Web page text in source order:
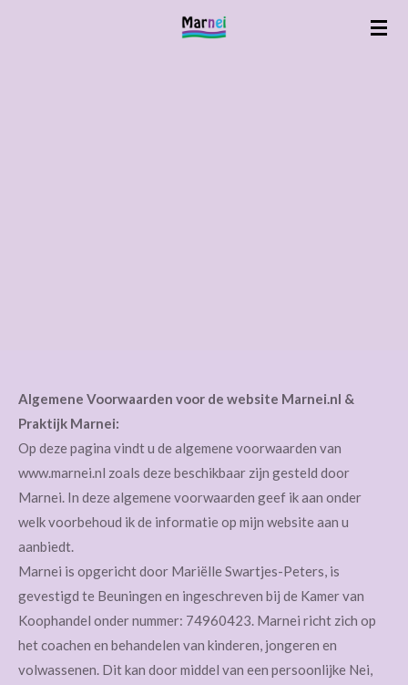
Algemene Voorwaarden voor de website Marnei.nl &
Praktijk Marnei:
Op deze pagina vindt u de algemene voorwaarden van
www.marnei.nl zoals deze beschikbaar zijn gesteld door
Marnei. In deze algemene voorwaarden geef ik aan onder
welk voorbehoud ik de informatie op mijn website aan u
aanbiedt.
Marnei is opgericht door Mariëlle Swartjes-Peters, is
gevestigd te Beuningen en ingeschreven bij de Kamer van
Koophandel onder nummer: 74960423. Marnei richt zich op
het coachen en behandelen van kinderen, jongeren en
volwassenen. Dit kan door middel van een persoonlijke Nei,